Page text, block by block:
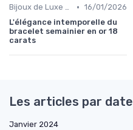
Bijoux de Luxe pour Femmes • 16/01/2026
L'élégance intemporelle du
bracelet semainier en or 18
carats
Les articles par date
Janvier 2024